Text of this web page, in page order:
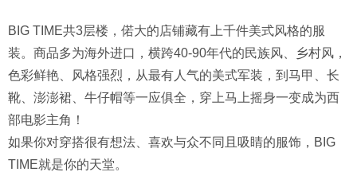
BIG TIME共3层楼，偌大的店铺藏有上千件美式风格的服
装。商品多为海外进口，横跨40-90年代的民族风、乡村风，
色彩鲜艳、风格强烈，从最有人气的美式军装，到马甲、长
靴、澎澎裙、牛仔帽等一应俱全，穿上马上摇身一变成为西
部电影主角！
如果你对穿搭很有想法、喜欢与众不同且吸睛的服饰，BIG
TIME就是你的天堂。